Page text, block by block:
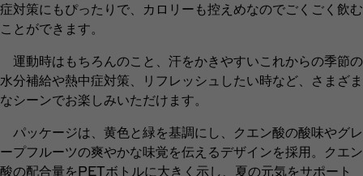
症対策にもぴったりで、カロリーも控えめなのでごくごく飲む
ことができます。
運動時はもちろんのこと、汗をかきやすいこれからの季節の
水分補給や熱中症対策、リフレッシュしたい時など、さまざま
なシーンでお楽しみいただけます。
パッケージは、黄色と緑を基調にし、クエン酸の酸味やグレ
ープフルーツの爽やかな味覚を伝えるデザインを採用。クエン
酸の配合量をPETボトルに大きく示し、夏の元気をサポート